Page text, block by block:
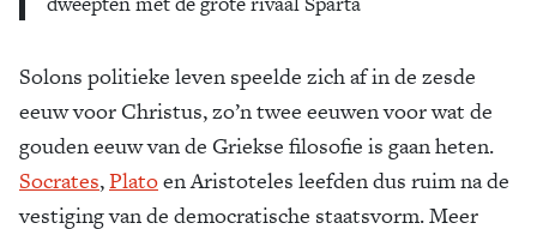
Solons politieke leven speelde zich af in de zesde
eeuw voor Christus, zo’n twee eeuwen voor wat de
gouden eeuw van de Griekse filosofie is gaan heten.
Socrates,Platoen Aristoteles leefden dus ruim na de
vestiging van de democratische staatsvorm. Meer